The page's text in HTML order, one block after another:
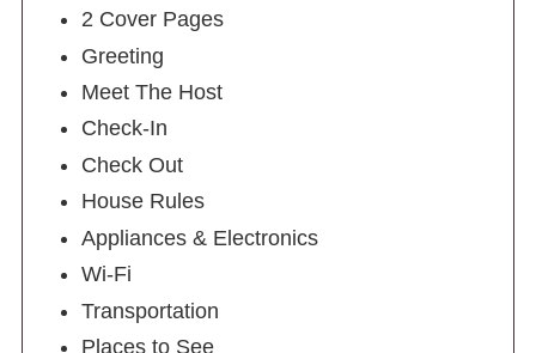
2 Cover Pages
Greeting
Meet The Host
Check-In
Check Out
House Rules
Appliances & Electronics
Wi-Fi
Transportation
Places to See